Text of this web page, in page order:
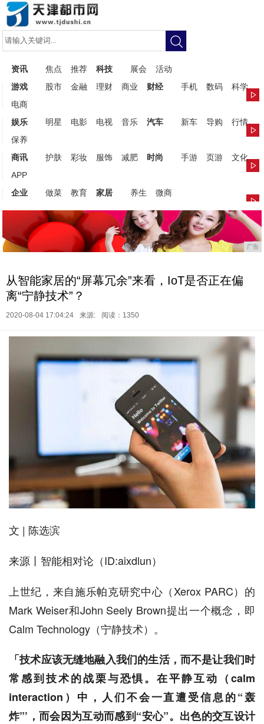
资讯 焦点 推荐 科技 展会
活动
游戏
股市 金融 理财 商业 财经 手机 数码
科学
电商
娱乐
明星 电影 电视 音乐 汽车 新车 导购
行情
保养
商讯
护肤 彩妆 服饰 减肥 时尚 手游 页游
文化
APP
企业
做菜 教育 家居 养生 微商
广告
从智能家居的“屏幕冗余”来看，IoT是否正在偏
离“宁静技术”？
2020-08-04 17:04:24 来源: 阅读：1350
文 | 陈选滨
来源丨智能相对论（ID:aixdlun）
上世纪，来自施乐帕克研究中心（Xerox PARC）的
Mark Weiser和John Seely Brown提出一个概念，即
Calm Technology（宁静技术）。
「技术应该无缝地融入我们的生活，而不是让我们时
常感到技术的战栗与恐惧。在平静互动（calm
interaction）中，人们不会一直遭受信息的“轰
炸”’，而会因为互动而感到“安心”。出色的交互设计